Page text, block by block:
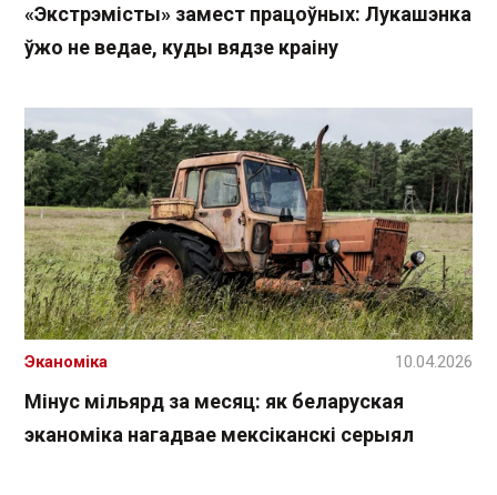
«Экстрэмісты» замест працоўных: Лукашэнка
ўжо не ведае, куды вядзе краіну
Мінус мільярд за месяц: як беларуская
эканоміка нагадвае мексіканскі серыял
Эканоміка 10.04.2026